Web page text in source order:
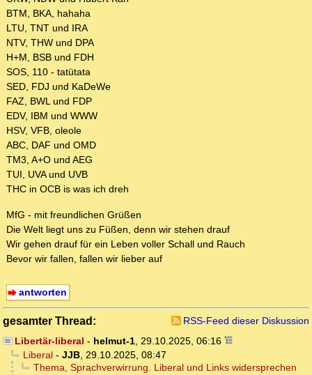
BTM, BKA, hahaha
LTU, TNT und IRA
NTV, THW und DPA
H+M, BSB und FDH
SOS, 110 - tatütata
SED, FDJ und KaDeWe
FAZ, BWL und FDP
EDV, IBM und WWW
HSV, VFB, oleole
ABC, DAF und OMD
TM3, A+O und AEG
TUI, UVA und UVB
THC in OCB is was ich dreh
MfG - mit freundlichen Grüßen
Die Welt liegt uns zu Füßen, denn wir stehen drauf
Wir gehen drauf für ein Leben voller Schall und Rauch
Bevor wir fallen, fallen wir lieber auf
antworten
gesamter Thread:
RSS-Feed dieser Diskussion
Libertär-liberal - helmut-1, 29.10.2025, 06:16
Liberal- JJB, 29.10.2025, 08:47
Thema, Sprachverwirrung. Liberal und Links widersprechen